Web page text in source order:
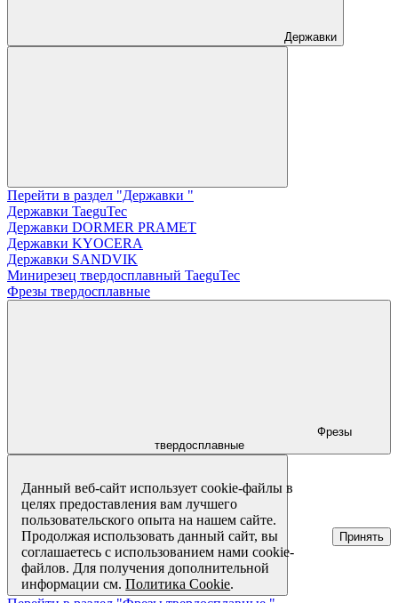
Державки
Перейти в раздел "Державки "
Державки TaeguTec
Державки DORMER PRAMET
Державки KYOCERA
Державки SANDVIK
Минирезец твердосплавный TaeguTec
Фрезы твердосплавные
Фрезы
твердосплавные
Данный веб-сайт использует cookie-файлы в
целях предоставления вам лучшего
пользовательского опыта на нашем сайте.
Продолжая использовать данный сайт, вы
соглашаетесь с использованием нами cookie-
файлов. Для получения дополнительной
информации см.Политика Cookie.
Принять